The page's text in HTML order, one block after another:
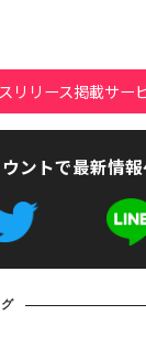
リリース掲載サー
ントで最新情報